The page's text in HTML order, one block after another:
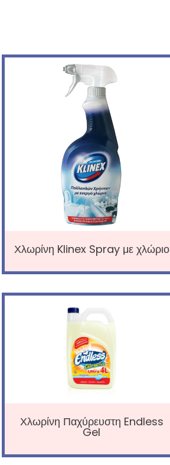
Χλωρίνη Klinex Spray με χλώριο
Χλωρίνη Παχύρευστη Endless
Gel